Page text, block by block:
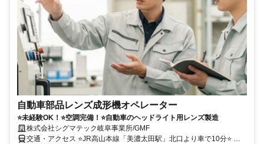
自動車部品レンズ成形機オペレーター
⭐未経験OK！⭐空調完備！⭐自動車のヘッドライト用レンズ製造
株式会社シグマテック岐阜事業所/GMF
交通・アクセス ⭐JR高山本線「美濃太田駅」北口より車で10分⭐ 車